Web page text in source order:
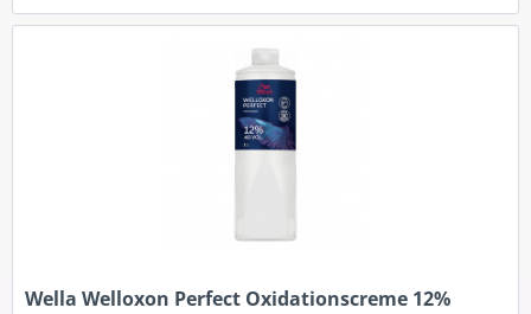
Wella Welloxon Perfect Oxidationscreme 12%